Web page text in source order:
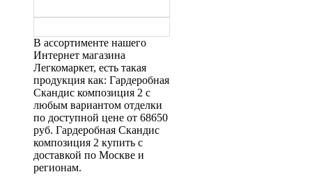
В ассортименте нашего
Интернет магазина
Легкомаркет, есть такая
продукция как: Гардеробная
Скандис композиция 2 с
любым вариантом отделки
по доступной цене от 68650
руб. Гардеробная Скандис
композиция 2 купить с
доставкой по Москве и
регионам.